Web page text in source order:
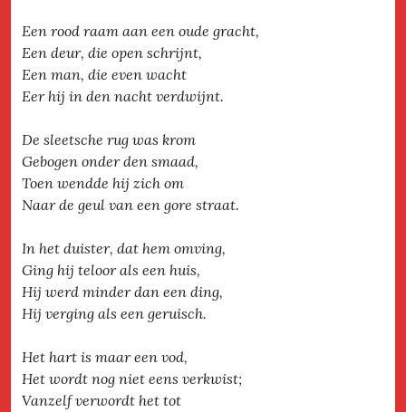
Een rood raam aan een oude gracht,
Een deur, die open schrijnt,
Een man, die even wacht
Eer hij in den nacht verdwijnt.
De sleetsche rug was krom
Gebogen onder den smaad,
Toen wendde hij zich om
Naar de geul van een gore straat.
In het duister, dat hem omving,
Ging hij teloor als een huis,
Hij werd minder dan een ding,
Hij verging als een geruisch.
Het hart is maar een vod,
Het wordt nog niet eens verkwist;
Vanzelf verwordt het tot